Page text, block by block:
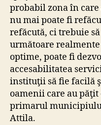
probabil zona în
nu mai poate fi
refăcută, ci trebuie
următoare
optime, poate fi
accesabilitatea
instituţii să fie facilă
oamenii care au
primarul
Attila.